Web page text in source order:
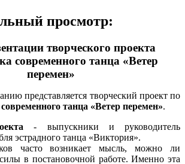
просмотр:
творческого проекта
современного танца «Ветер
перемен»
представляется творческий проект по
танца «Ветер перемен».
- выпускники и руководитель
эстрадного танца «Виктория».
часто возникает мысль, можно ли
в постановочной работе. Именно эта